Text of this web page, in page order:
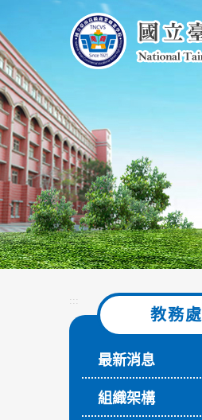
主
要
內
容
區
塊
:::
教務處
最新消息
組織架構